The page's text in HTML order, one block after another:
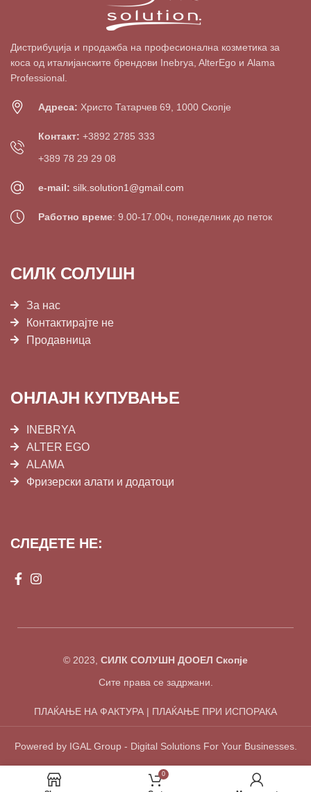
Дистрибуција и продажба на професионална козметика за
коса од италијанските брендови Inebrya, AlterEgo и Alama
Professional.
Адреса: Христо Татарчев 69, 1000 Скопје
Контакт: +3892 2785 333
+389 78 29 29 08
e-mail: silk.solution1@gmail.com
Работно време: 9.00-17.00ч, понеделник до петок
СИЛК СОЛУШН
За нас
Контактирајте не
Продавница
ОНЛАЈН КУПУВАЊЕ
INEBRYA
ALTER EGO
ALAMA
Фризерски алати и додатоци
СЛЕДЕТЕ НЕ:
© 2023, СИЛК СОЛУШН ДООЕЛ Скопје
Сите права се задржани.
ПЛАЌАЊЕ НА ФАКТУРА | ПЛАЌАЊЕ ПРИ ИСПОРАКА
Powered by IGAL Group - Digital Solutions For Your Businesses.
0